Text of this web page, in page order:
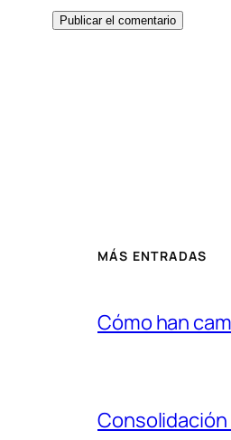
MÁS ENTRADAS
Cómo han